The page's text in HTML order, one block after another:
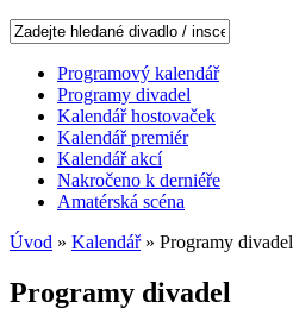
Programový kalendář
Programy divadel
Kalendář hostovaček
Kalendář premiér
Kalendář akcí
Nakročeno k derniéře
Amatérská scéna
Úvod » Kalendář» Programy divadel
Programy divadel